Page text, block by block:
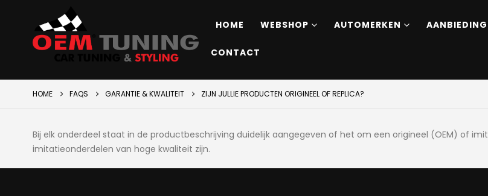
HOME WEBSHOP AUTOMERKEN
CONTACT
HOME FAQS GARANTIE & KWALITEIT ZIJN JULLIE PRODUCTEN ORIGINEEL OF REPLICA?
Bij elk onderdeel staat in de productbeschrijving duidelijk aangegeven of het om een origineel (OEM) of
imitatieonderdelen van hoge kwaliteit zijn.